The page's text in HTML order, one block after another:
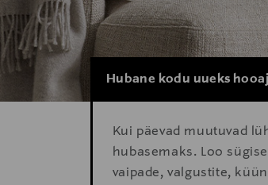
Hubane kodu uueks
Kui päevad muutuvad
hubasemaks. Loo
vaipade, valgustite,